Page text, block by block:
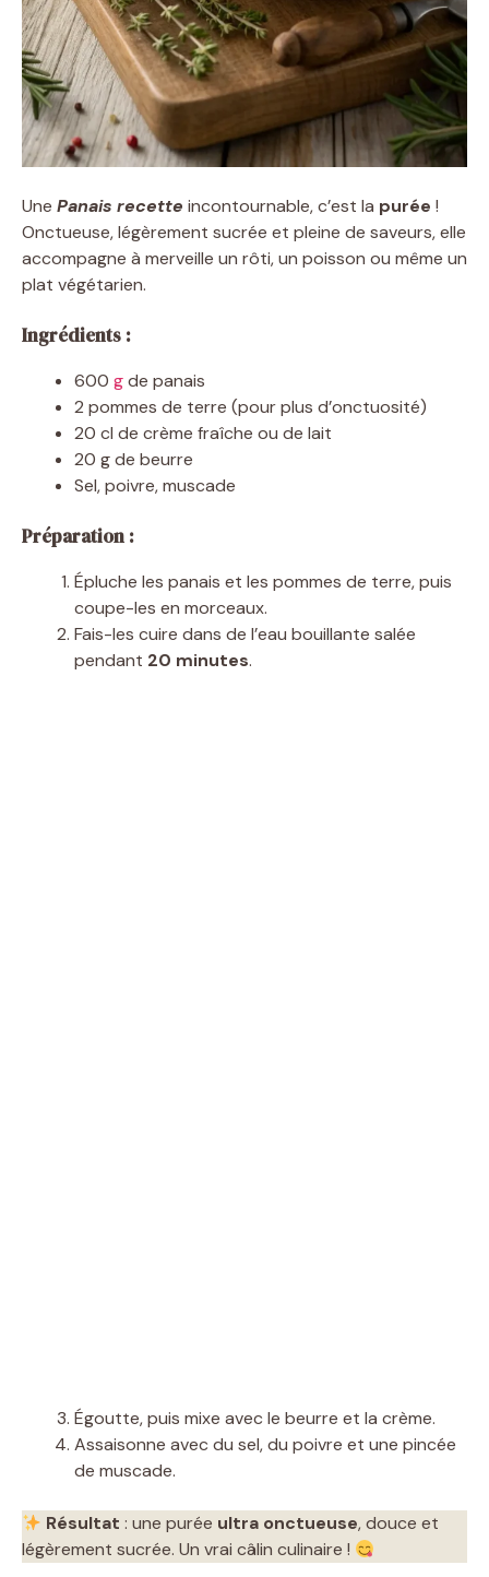
Une Panais recette incontournable, c’est la purée !
Onctueuse, légèrement sucrée et pleine de saveurs, elle
accompagne à merveille un rôti, un poisson ou même un
plat végétarien.
Ingrédients :
600 gde panais
2 pommes de terre (pour plus d’onctuosité)
20 cl de crème fraîche ou de lait
20 g de beurre
Sel, poivre, muscade
Préparation :
Épluche les panais et les pommes de terre, puis
coupe-les en morceaux.
Fais-les cuire dans de l’eau bouillante salée
pendant 20 minutes.
Égoutte, puis mixe avec le beurre et la crème.
Assaisonne avec du sel, du poivre et une pincée
de muscade.
Résultat : une purée ultra onctueuse, douce et
légèrement sucrée. Un vrai câlin culinaire !